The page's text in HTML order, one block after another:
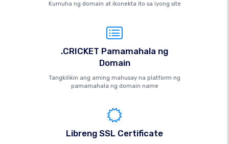
Kumuha ng domain at ikonekta ito sa iyong site
.CRICKET Pamamahala ng
Domain
Tangkilikin ang aming mahusay na platform ng
pamamahala ng domain name
Libreng SSL Certificate